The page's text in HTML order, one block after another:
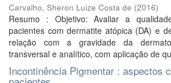
Carvalho, Sheron Luize Costa de (2016)
Resumo : Objetivo: Avaliar a
pacientes com dermatite atópica (DA) e
relação com a gravidade da
transversal e analítico, com aplicação de
Incontinência Pigmentar : aspectos